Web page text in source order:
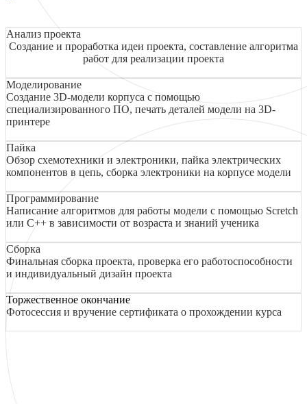
Анализ проекта
Создание и проработка идеи проекта, составление алгоритма
работ для реализации проекта
Моделирование
Создание 3D-модели корпуса с помощью
специализированного ПО, печать деталей модели на 3D-
принтере
Пайка
Обзор схемотехники и электроники, пайка электрических
компонентов в цепь, сборка электроники на корпусе модели
Программирование
Написание алгоритмов для работы модели с помощью Scretch
или C++ в зависимости от возраста и знаний ученика
Сборка
Финальная сборка проекта, проверка его работоспособности
и индивидуальный дизайн проекта
Торжественное окончание
Фотосессия и вручение сертификата о прохождении курса